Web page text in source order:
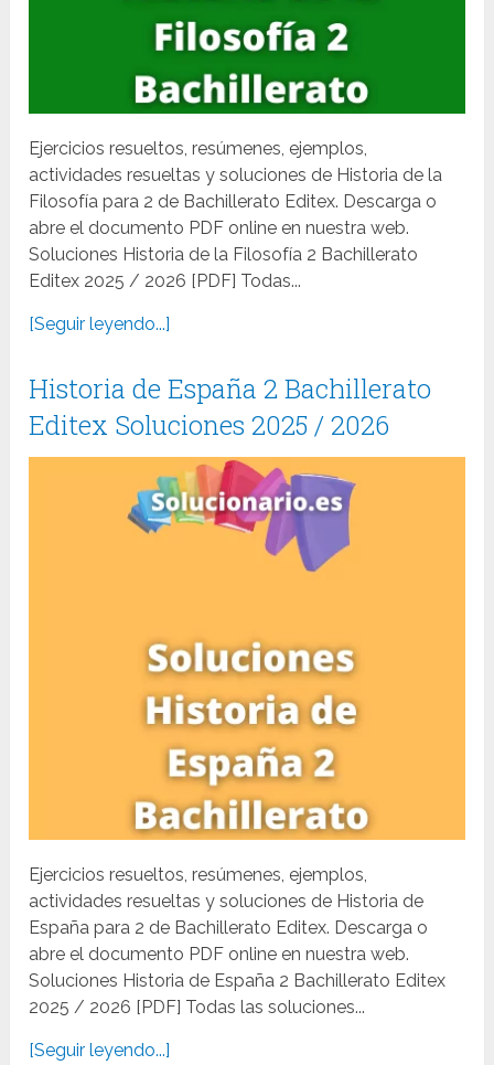
Ejercicios resueltos, resúmenes, ejemplos,
actividades resueltas y soluciones de Historia de la
Filosofía para 2 de Bachillerato Editex. Descarga o
abre el documento PDF online en nuestra web.
Soluciones Historia de la Filosofía 2 Bachillerato
Editex 2025 / 2026 [PDF] Todas...
[Seguir leyendo...]
Historia de España 2 Bachillerato
Editex Soluciones 2025 / 2026
Ejercicios resueltos, resúmenes, ejemplos,
actividades resueltas y soluciones de Historia de
España para 2 de Bachillerato Editex. Descarga o
abre el documento PDF online en nuestra web.
Soluciones Historia de España 2 Bachillerato Editex
2025 / 2026 [PDF] Todas las soluciones...
[Seguir leyendo...]